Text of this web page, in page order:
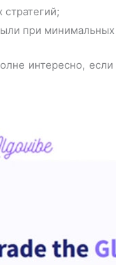
стратегий;
при минимальных
интересно,